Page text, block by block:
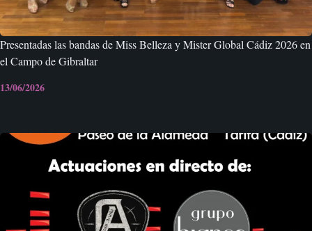
Presentadas las bandas de Miss Belleza y Mister Global Cádiz 2026 en
el Campo de Gibraltar
13/06/2026